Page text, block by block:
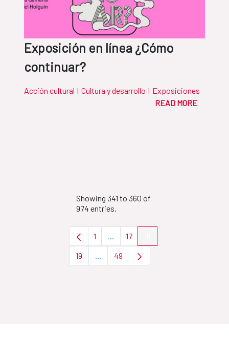
Exposición en línea ¿Cómo
continuar?
Acción cultural | Cultura y desarrollo | Exposiciones
READ MORE
Showing 341 to 360 of
974 entries.
Page
1 ...Intermediate Pages Use TAB to
Page
17
Page
19 ...Intermediate Pages Use TAB to
Page
49